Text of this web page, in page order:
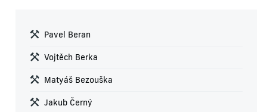
Pavel Beran
Vojtěch Berka
Matyáš Bezouška
Jakub Černý